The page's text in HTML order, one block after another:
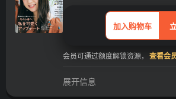
加入购物车
会员可通过额度解锁资源， 查看会
展开信息